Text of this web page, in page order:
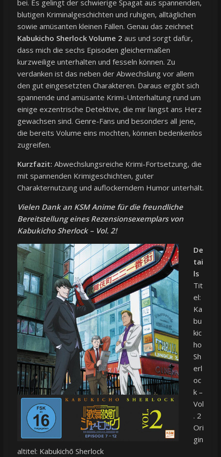
bei. Es gelingt der schwierige Spagat aus spannenden,
blutigen Kriminalgeschichten und ruhigen, alltäglichen
sowie amüsanten kleinen Fällen. Genau das zeichnet
Kabukicho Sherlock Volume 2 aus und sorgt dafür,
dass mich die sechs Episoden gleichermaßen
kurzweilige unterhalten und fesseln können. Zu
verdanken ist das neben der Abwechslung vor allem
den gut eingesetzten Charakteren. Daraus ergibt sich
spannende und amüsante Krimi-Unterhaltung rund um
einige exzentrische Detektive, die mir längst ans Herz
gewachsen sind. Genre-Fans und besonders all jene,
die bereits Volume eins mochten, können bedenkenlos
zugreifen.
Kurzfazit: Abwechslungsreiche Krimi-Fortsetzung, die
mit spannenden Krimigeschichten, guter
Charakternutzung und auflockerndem Humor unterhält.
Vielen Dank an KSM Anime für die freundliche
Bereitstellung eines Rezensionsexemplars von
Kabukicho Sherlock – Vol. 2!
De
tai
ls
Tit
el:
Ka
bu
kic
ho
Sh
erl
oc
k –
Vol
. 2
Ori
gin
altitel: Kabukichō Sherlock